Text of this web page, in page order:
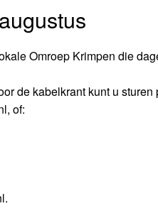
Omroep Krimpen die
de kabelkrant kunt u sturen
of: